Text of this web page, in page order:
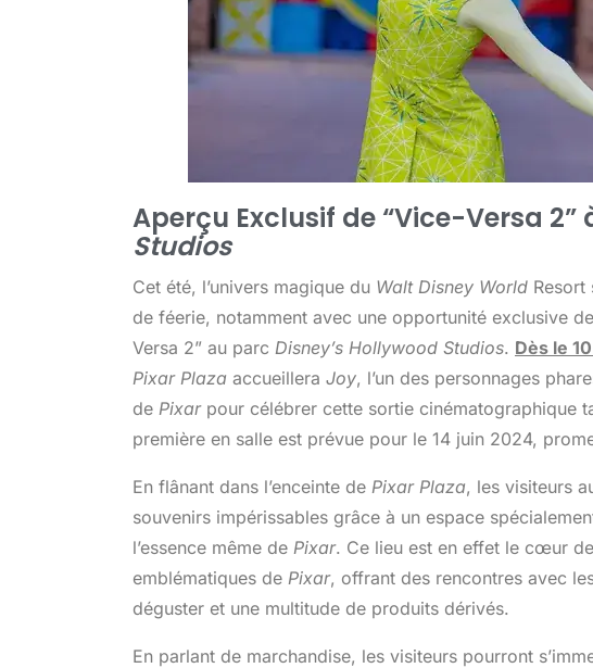
Aperçu Exclusif de “Vice-Versa 2”
Studios
Cet été, l’univers magique du Walt Disney World Resort
de féerie, notamment avec une opportunité exclusive
Versa 2” au parc Disney’s Hollywood Studios. Dès le
Pixar Plaza accueillera Joy, l’un des personnages
de Pixarpour célébrer cette sortie cinématographique
première en salle est prévue pour le 14 juin 2024,
En flânant dans l’enceinte de Pixar Plaza, les visiteurs
souvenirs impérissables grâce à un espace
l’essence même de Pixar. Ce lieu est en effet le cœur
emblématiques de Pixar, offrant des rencontres avec
déguster et une multitude de produits dérivés.
En parlant de marchandise, les visiteurs pourront